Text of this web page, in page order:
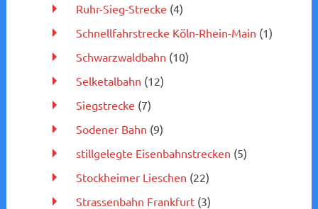
Ruhr-Sieg-Strecke (4)
Schnellfahrstrecke Köln-Rhein-Main (1)
Schwarzwaldbahn (10)
Selketalbahn (12)
Siegstrecke (7)
Sodener Bahn (9)
stillgelegte Eisenbahnstrecken (5)
Stockheimer Lieschen (22)
Strassenbahn Frankfurt(3)